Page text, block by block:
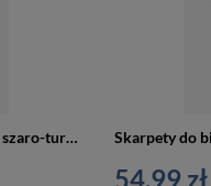
Skarpety do biegania termoaktywne szaro-turkusowe SOCKS RUN rozm. 42/44
54,99 zł